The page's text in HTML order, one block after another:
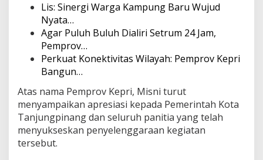
Lis: Sinergi Warga Kampung Baru Wujud
Nyata…
Agar Puluh Buluh Dialiri Setrum 24 Jam,
Pemprov…
Perkuat Konektivitas Wilayah: Pemprov Kepri
Bangun…
Atas nama Pemprov Kepri, Misni turut
menyampaikan apresiasi kepada Pemerintah Kota
Tanjungpinang dan seluruh panitia yang telah
menyukseskan penyelenggaraan kegiatan
tersebut.